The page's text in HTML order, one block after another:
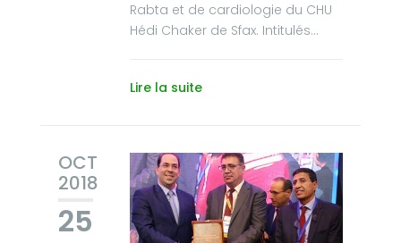
Rabta et de cardiologie du CHU
Hédi Chaker de Sfax. Intitulés...
Lire la suite
OCT
2018
25